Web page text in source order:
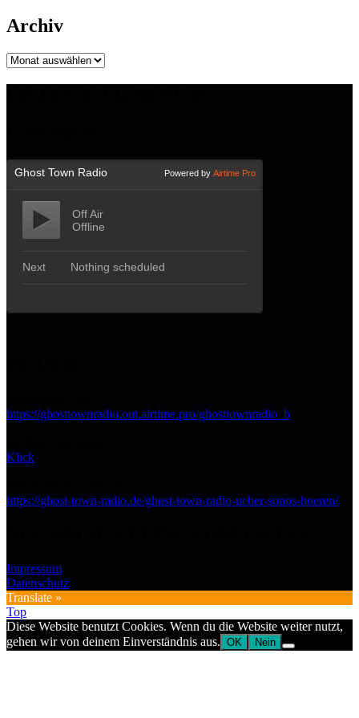
Archiv
Archiv
https://ghosttownradio.out.airtime.pro/ghosttownradio_b
Klick
https://ghost-town-radio.de/ghost-town-radio-ueber-sonos-hoeren/
Impressum
Datenschutz
Translate »
Top
Diese Website benutzt Cookies. Wenn du die Website weiter nutzt,
gehen wir von deinem Einverständnis aus. OK Nein